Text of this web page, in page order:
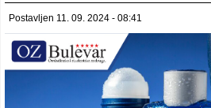
Postavljen 11. 09. 2024 - 08:41